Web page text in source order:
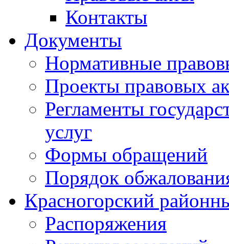
Контакты
Документы
Нормативные
Проекты правовых
Регламенты
услуг
Формы обращений
Порядок
Красногорский
Распоряжения